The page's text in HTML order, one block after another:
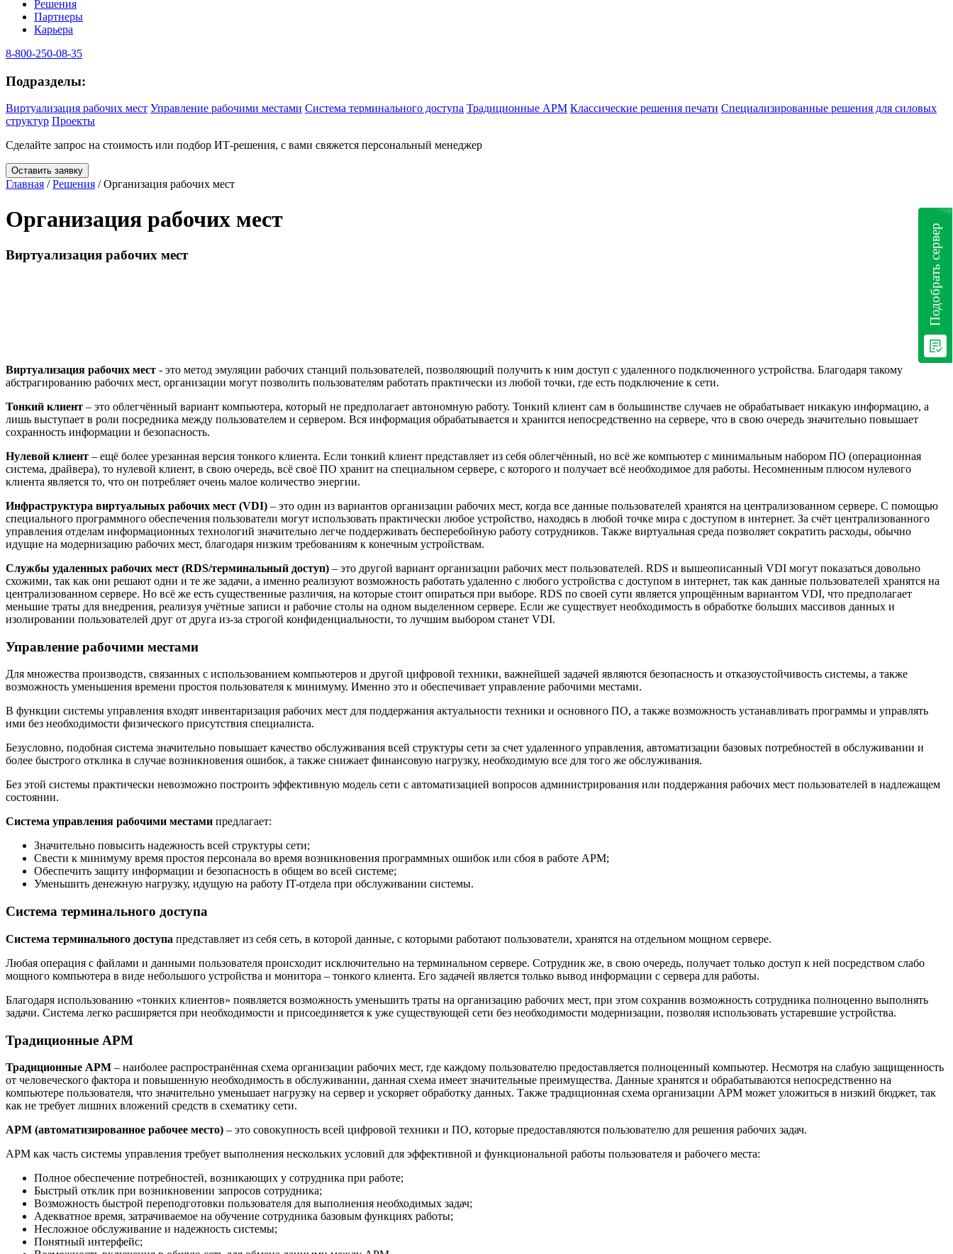
Подобрать сервер
Решения
Партнеры
Карьера
8‑800‑250‑08‑35
Подразделы:
Виртуализация рабочих мест Управление рабочими местами Система терминального доступа Традиционные АРМ Классические решения печати Специализированные решения для силовых
структур Проекты
Сделайте запрос на стоимость или подбор ИТ-решения, с вами свяжется персональный менеджер
Оставить заявку
Главная /Решения /Организация рабочих мест
Организация рабочих мест
Виртуализация рабочих мест
Виртуализация рабочих мест - это метод эмуляции рабочих станций пользователей, позволяющий получить к ним доступ с удаленного подключенного устройства. Благодаря такому
абстрагированию рабочих мест, организации могут позволить пользователям работать практически из любой точки, где есть подключение к сети.
Тонкий клиент – это облегчённый вариант компьютера, который не предполагает автономную работу. Тонкий клиент сам в большинстве случаев не обрабатывает никакую информацию, а
лишь выступает в роли посредника между пользователем и сервером. Вся информация обрабатывается и хранится непосредственно на сервере, что в свою очередь значительно повышает
сохранность информации и безопасность.
Нулевой клиент – ещё более урезанная версия тонкого клиента. Если тонкий клиент представляет из себя облегчённый, но всё же компьютер с минимальным набором ПО (операционная
система, драйвера), то нулевой клиент, в свою очередь, всё своё ПО хранит на специальном сервере, с которого и получает всё необходимое для работы. Несомненным плюсом нулевого
клиента является то, что он потребляет очень малое количество энергии.
Инфраструктура виртуальных рабочих мест (VDI) – это один из вариантов организации рабочих мест, когда все данные пользователей хранятся на централизованном сервере. С помощью
специального программного обеспечения пользователи могут использовать практически любое устройство, находясь в любой точке мира с доступом в интернет. За счёт централизованного
управления отделам информационных технологий значительно легче поддерживать бесперебойную работу сотрудников. Также виртуальная среда позволяет сократить расходы, обычно
идущие на модернизацию рабочих мест, благодаря низким требованиям к конечным устройствам.
Службы удаленных рабочих мест (RDS/терминальный доступ) – это другой вариант организации рабочих мест пользователей. RDS и вышеописанный VDI могут показаться довольно
схожими, так как они решают одни и те же задачи, а именно реализуют возможность работать удаленно с любого устройства с доступом в интернет, так как данные пользователей хранятся на
централизованном сервере. Но всё же есть существенные различия, на которые стоит опираться при выборе. RDS по своей сути является упрощённым вариантом VDI, что предполагает
меньшие траты для внедрения, реализуя учётные записи и рабочие столы на одном выделенном сервере. Если же существует необходимость в обработке больших массивов данных и
изолировании пользователей друг от друга из-за строгой конфиденциальности, то лучшим выбором станет VDI.
Управление рабочими местами
Для множества производств, связанных с использованием компьютеров и другой цифровой техники, важнейшей задачей являются безопасность и отказоустойчивость системы, а также
возможность уменьшения времени простоя пользователя к минимуму. Именно это и обеспечивает управление рабочими местами.
В функции системы управления входят инвентаризация рабочих мест для поддержания актуальности техники и основного ПО, а также возможность устанавливать программы и управлять
ими без необходимости физического присутствия специалиста.
Безусловно, подобная система значительно повышает качество обслуживания всей структуры сети за счет удаленного управления, автоматизации базовых потребностей в обслуживании и
более быстрого отклика в случае возникновения ошибок, а также снижает финансовую нагрузку, необходимую все для того же обслуживания.
Без этой системы практически невозможно построить эффективную модель сети с автоматизацией вопросов администрирования или поддержания рабочих мест пользователей в надлежащем
состоянии.
Система управления рабочими местами предлагает:
Значительно повысить надежность всей структуры сети;
Свести к минимуму время простоя персонала во время возникновения программных ошибок или сбоя в работе АРМ;
Обеспечить защиту информации и безопасность в общем во всей системе;
Уменьшить денежную нагрузку, идущую на работу IT-отдела при обслуживании системы.
Система терминального доступа
Система терминального доступа представляет из себя сеть, в которой данные, с которыми работают пользователи, хранятся на отдельном мощном сервере.
Любая операция с файлами и данными пользователя происходит исключительно на терминальном сервере. Сотрудник же, в свою очередь, получает только доступ к ней посредством слабо
мощного компьютера в виде небольшого устройства и монитора – тонкого клиента. Его задачей является только вывод информации с сервера для работы.
Благодаря использованию «тонких клиентов» появляется возможность уменьшить траты на организацию рабочих мест, при этом сохранив возможность сотрудника полноценно выполнять
задачи. Система легко расширяется при необходимости и присоединяется к уже существующей сети без необходимости модернизации, позволяя использовать устаревшие устройства.
Традиционные АРМ
Традиционные АРМ – наиболее распространённая схема организации рабочих мест, где каждому пользователю предоставляется полноценный компьютер. Несмотря на слабую защищенность
от человеческого фактора и повышенную необходимость в обслуживании, данная схема имеет значительные преимущества. Данные хранятся и обрабатываются непосредственно на
компьютере пользователя, что значительно уменьшает нагрузку на сервер и ускоряет обработку данных. Также традиционная схема организации АРМ может уложиться в низкий бюджет, так
как не требует лишних вложений средств в схематику сети.
АРМ (автоматизированное рабочее место) – это совокупность всей цифровой техники и ПО, которые предоставляются пользователю для решения рабочих задач.
АРМ как часть системы управления требует выполнения нескольких условий для эффективной и функциональной работы пользователя и рабочего места:
Полное обеспечение потребностей, возникающих у сотрудника при работе;
Быстрый отклик при возникновении запросов сотрудника;
Возможность быстрой переподготовки пользователя для выполнения необходимых задач;
Адекватное время, затрачиваемое на обучение сотрудника базовым функциях работы;
Несложное обслуживание и надежность системы;
Понятный интерфейс;